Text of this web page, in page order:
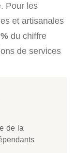
Pour les
et artisanales
du chiffre
de services
de la